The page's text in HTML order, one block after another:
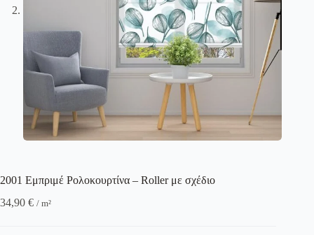
2001 Εμπριμέ Ρολοκουρτίνα – Roller με σχέδιο
34,90 € / m²